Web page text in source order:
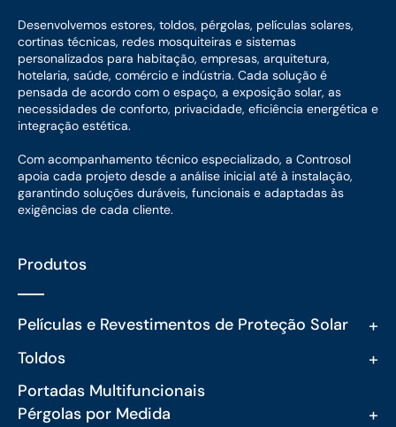
Desenvolvemos estores, toldos, pérgolas, películas solares,
cortinas técnicas, redes mosquiteiras e sistemas
personalizados para habitação, empresas, arquitetura,
hotelaria, saúde, comércio e indústria. Cada solução é
pensada de acordo com o espaço, a exposição solar, as
necessidades de conforto, privacidade, eficiência energética e
integração estética.
Com acompanhamento técnico especializado, a Controsol
apoia cada projeto desde a análise inicial até à instalação,
garantindo soluções duráveis, funcionais e adaptadas às
exigências de cada cliente.
Produtos
Películas e Revestimentos de Proteção Solar +
Toldos +
Portadas Multifuncionais
Pérgolas por Medida
+